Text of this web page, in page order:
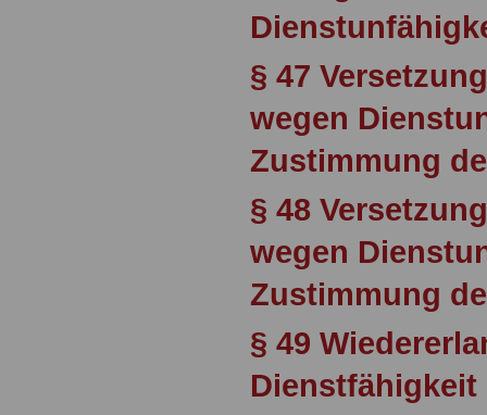
§ 47
wegen
Zustimmung
§ 48
wegen
Zustimmung
§ 49
Dienstfähigkeit